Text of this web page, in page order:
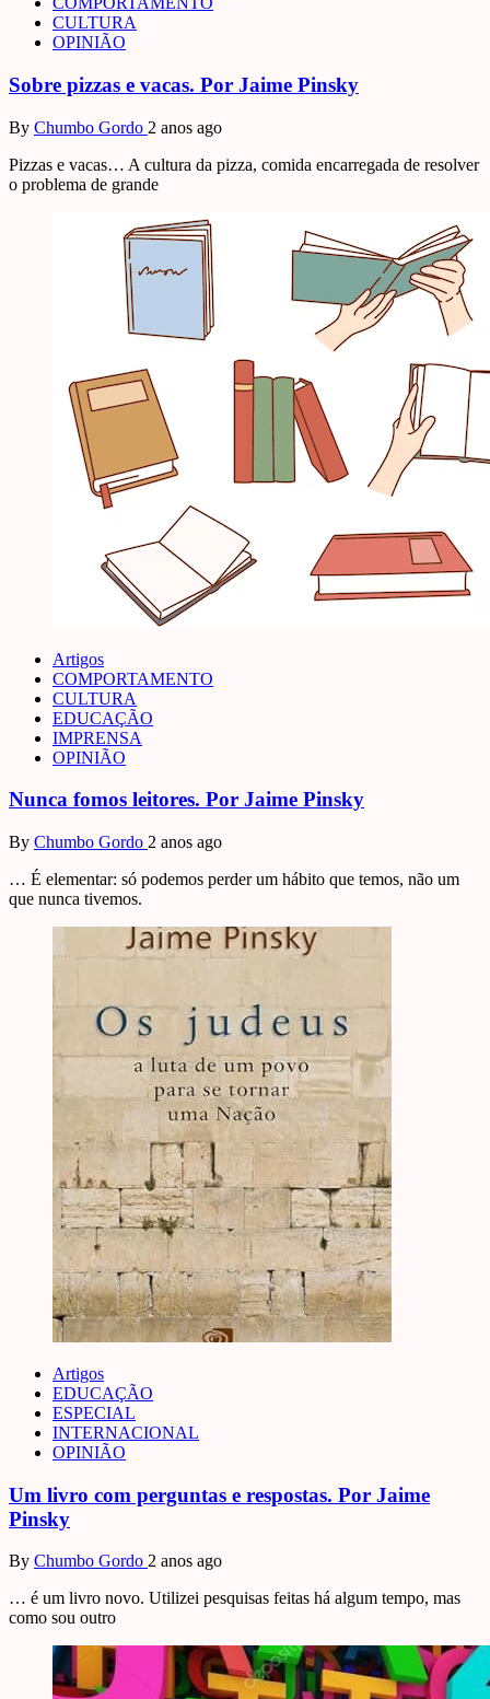
CULTURA
OPINIÃO
Sobre pizzas e vacas. Por Jaime Pinsky
By Chumbo Gordo 2 anos ago
Pizzas e vacas… A cultura da pizza, comida encarregada de resolver
o problema de grande
Artigos
COMPORTAMENTO
CULTURA
EDUCAÇÃO
IMPRENSA
OPINIÃO
Nunca fomos leitores. Por Jaime Pinsky
By Chumbo Gordo 2 anos ago
… É elementar: só podemos perder um hábito que temos, não um
que nunca tivemos.
Artigos
EDUCAÇÃO
ESPECIAL
INTERNACIONAL
OPINIÃO
Um livro com perguntas e respostas. Por Jaime
Pinsky
By Chumbo Gordo 2 anos ago
… é um livro novo. Utilizei pesquisas feitas há algum tempo, mas
como sou outro